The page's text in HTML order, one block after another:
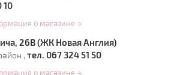
10
о магазине →
26В (ЖК Новая Англия)
, тел. 067 324 51 50
о магазине